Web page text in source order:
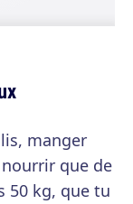
manger
que de
50 kg, que tu